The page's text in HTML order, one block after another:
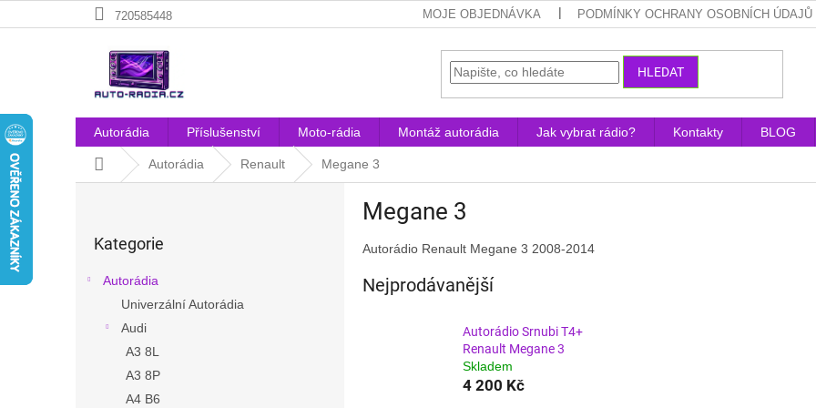
na
720585448 MOJE OBJEDNÁVKA PODMÍNKY OCHRANY OSOBNÍCH ÚDAJŮ
HLEDAT
Autorádia Příslušenství Moto-rádia Montáž autorádia Jak vybrat rádio? Kontakty BLOG
Domů Autorádia Renault Megane 3
kategorie
Kategorie
Autorádia
Univerzální Autorádia
Audi
A3 8L
A3 8P
A4 B6
Megane 3
Autorádio Renault Megane 3 2008-2014
Nejprodávanější
Autorádio Srnubi T4+
Renault Megane 3
Skladem
4 200 Kč